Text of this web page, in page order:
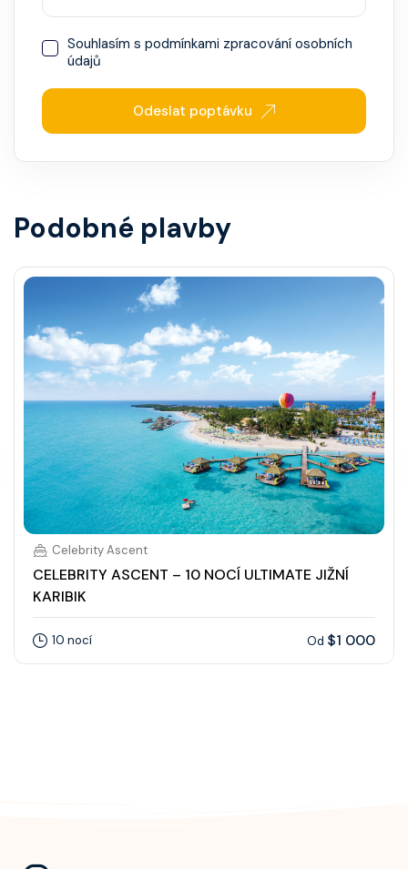
Souhlasím s podmínkami zpracování osobních
údajů
Odeslat poptávku
Podobné plavby
Celebrity Ascent
CELEBRITY ASCENT – 10 NOCÍ ULTIMATE JIŽNÍ
KARIBIK
10 nocí Od $1 000